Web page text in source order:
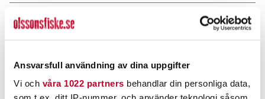
Ansvarsfull användning av dina uppgifter
Vi och våra 1022 partners behandlar din personliga data,